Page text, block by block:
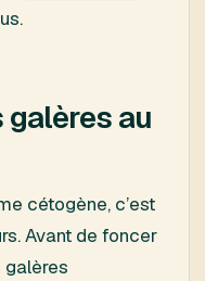
au
cétogène, c’est
Avant de foncer
galères